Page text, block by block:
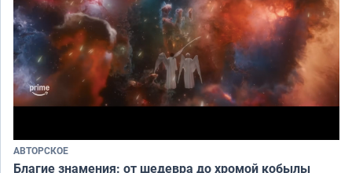
АВТОРСКОЕ
Благие знамения: от шедевра до хромой кобылы